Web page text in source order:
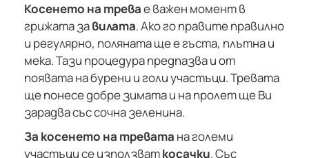
Косенето на тревае важен момент в
грижата завилата. Ако го правите правилно
и регулярно, поляната ще е гъста, плътна и
мека. Тази процедура предпазва и от
появата на бурени и голи участъци. Тревата
ще понесе добре зимата и на пролет ще Ви
зарадва със сочна зеленина.
За косенето на тревата на големи
участъци се използваткосачки. Със